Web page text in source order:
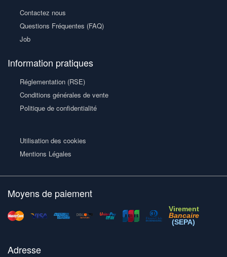
Contactez nous
Questions Fréquentes (FAQ)
Job
Information pratiques
Réglementation (RSE)
Conditions générales de vente
Politique de confidentialité
Utilisation des cookies
Mentions Légales
Moyens de paiement
Virement
Bancaire
(SEPA)
Adresse